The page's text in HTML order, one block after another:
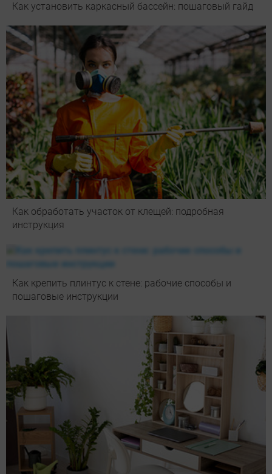
Как установить каркасный бассейн: пошаговый гайд
Как обработать участок от клещей: подробная
инструкция
Как крепить плинтус к стене: рабочие способы и
пошаговые инструкции